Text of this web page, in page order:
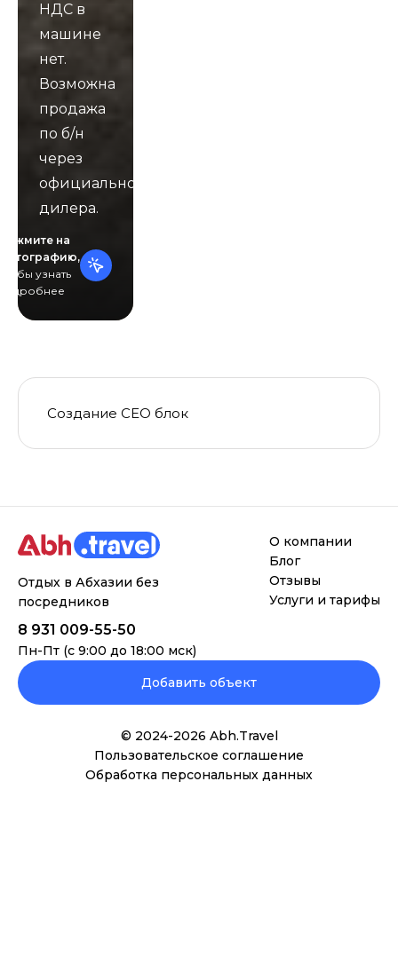
НДС в
машине
нет.
Возможна
продажа
по б/н
через
официального
дилера.
на
узнать
Создание СЕО блок
Отдых в Абхазии без
посредников
8 931 009-55-50
Пн-Пт (с 9:00 до 18:00 мск)
О компании
Блог
Отзывы
Услуги и тарифы
Добавить объект
© 2024-2026 Abh.Travel
Пользовательское соглашение
Обработка персональных данных